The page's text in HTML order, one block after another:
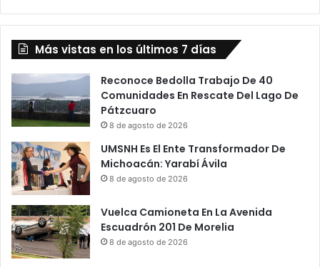
Michoacanos
Más vistas en los últimos 7 días
Reconoce Bedolla Trabajo De 40
Comunidades En Rescate Del Lago De
Pátzcuaro
8 de agosto de 2026
UMSNH Es El Ente Transformador De
Michoacán: Yarabí Ávila
8 de agosto de 2026
Vuelca Camioneta En La Avenida
Escuadrón 201 De Morelia
8 de agosto de 2026